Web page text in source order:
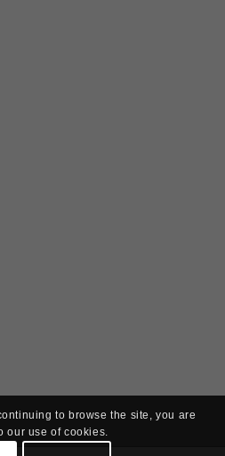
to browse the site, you are
our use of cookies.